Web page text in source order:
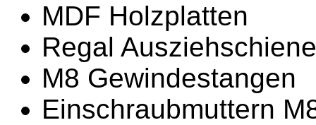
MDF Holzplatten
Regal
M8 Gewindestangen
Einschraubmuttern